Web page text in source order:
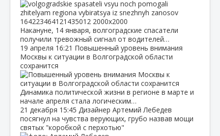
Накануне, 14 января, волгоградские спасатели
получили тревожный сигнал от водителей…
19 апреля 16:21 Повышенный уровень внимания
Москвы к ситуации в Волгоградской области
сохранится
Динамика политической жизни в регионе в марте и
начале апреля стала логическим…
21 декабря 15:45 Дизайнер Артемий Лебедев
посягнул на чувства верующих, грубо назвав мощи
святых "коробкой с перхотью"